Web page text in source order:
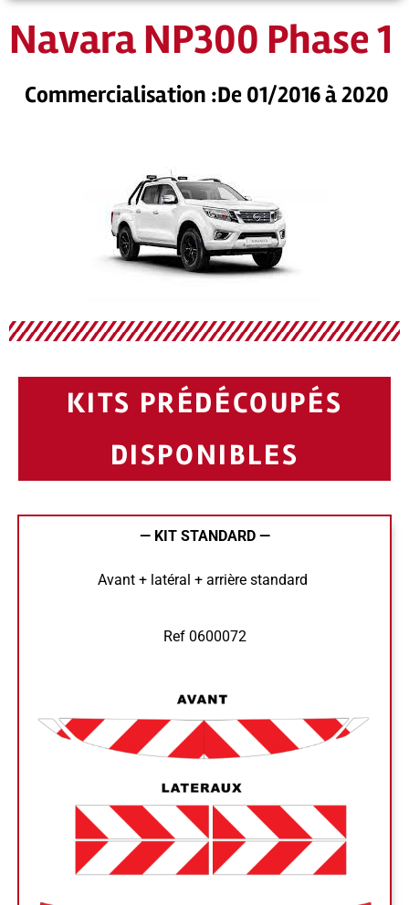
Navara NP300 Phase 1
Commercialisation :De 01/2016 à 2020
KITS PRÉDÉCOUPÉS
DISPONIBLES
— KIT STANDARD —
Avant + latéral + arrière standard
Ref 0600072